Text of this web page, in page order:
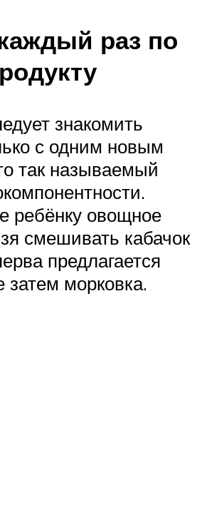
раз по
знакомить
с одним новым
так называемый
ребёнку овощное
смешивать кабачок
предлагается
затем морковка.